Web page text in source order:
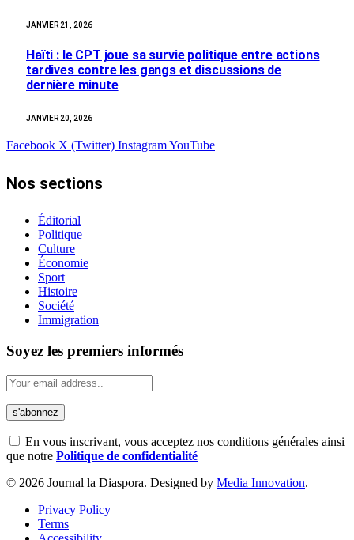
JANVIER 21, 2026
Haïti : le CPT joue sa survie politique entre actions
tardives contre les gangs et discussions de
dernière minute
JANVIER 20, 2026
Facebook X (Twitter) InstagramYouTube
Nos sections
Éditorial
Politique
Culture
Économie
Sport
Histoire
Société
Immigration
Soyez les premiers informés
En vous inscrivant, vous acceptez nos conditions générales ainsi
que notre Politique de confidentialité
© 2026 Journal la Diaspora. Designed by Media Innovation.
Privacy Policy
Terms